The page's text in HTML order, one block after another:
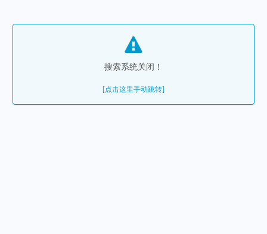
搜索系统关闭！
[点击这里手动跳转]